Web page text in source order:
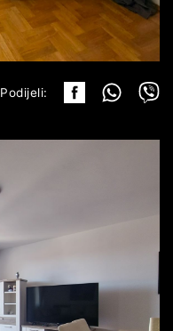
DETALJI
Podijeli: